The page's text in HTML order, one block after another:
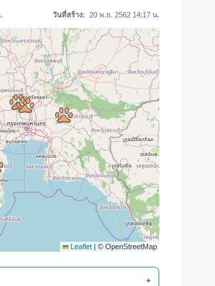
วันที่สร้าง: 20 พ.ย. 2562 14:17 น.
Leaflet | © OpenStreetMap